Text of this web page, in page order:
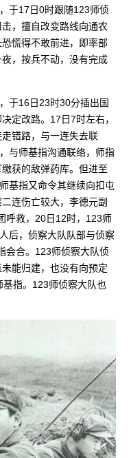
于17日0时跟随123师侦
，擅自改变路线向通农
慌得不敢前进，即率部
，按兵不动，没有完成
于16日23时30分插出国
定改路。17日7时左右，
错路，与一连失去联
与师基指沟通联络，师指
获的敌弹药库。但进至
基指又命令其继续向扣屯
连伤亡较大，李德元副
呼救，20日12时，123师
后，侦察大队队部与侦察
会合。123师侦察大队侦
能归建，也没有向预定
基指。123师侦察大队也